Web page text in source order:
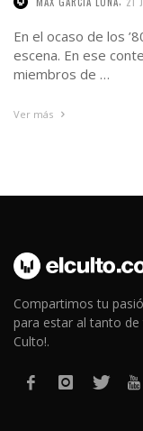
En el ocaso de los
escena. En ese
miembros de …
Ver más
Compartimos tu
para estar al tanto de
Culto!.